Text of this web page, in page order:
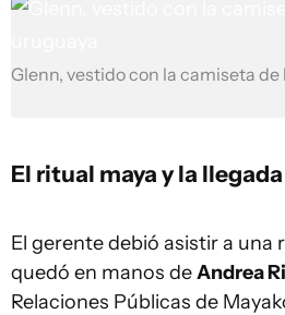
Glenn, vestido con la camiseta
El ritual maya y la
El gerente debió asistir a una
quedó en manos deAndrea
Relaciones Públicas de